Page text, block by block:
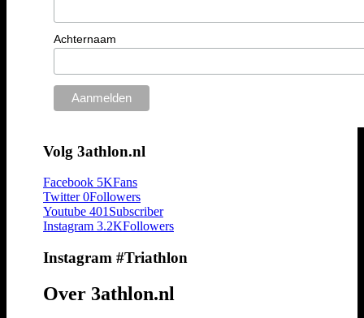
Achternaam
Volg 3athlon.nl
Facebook 5KFans
Twitter 0Followers
Youtube 401Subscriber
Instagram 3.2KFollowers
Instagram #Triathlon
Over 3athlon.nl